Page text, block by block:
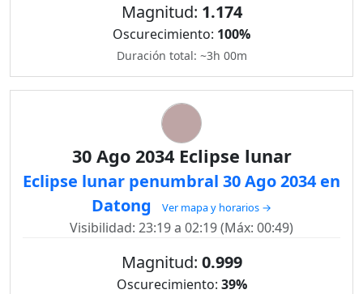
Magnitud: 1.174
Oscurecimiento: 100%
Duración total: ~3h 00m
30 Ago 2034 Eclipse lunar
Eclipse lunar penumbral 30 Ago 2034 en
Datong
Ver mapa y horarios →
Visibilidad: 23:19 a 02:19 (Máx: 00:49)
Magnitud: 0.999
Oscurecimiento: 39%